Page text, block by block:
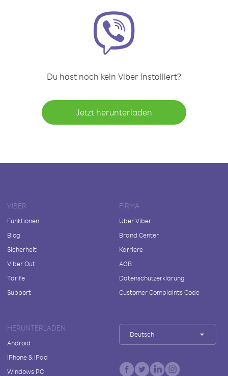
Du hast noch kein Viber installiert?
Jetzt herunterladen
VIBER
Funktionen
Blog
Sicherheit
Viber Out
Tarife
Support
FIRMA
Über Viber
Brand Center
Karriere
AGB
Datenschutzerklärung
Customer Complaints Code
HERUNTERLADEN
Android
iPhone & iPad
Windows PC
Deutsch